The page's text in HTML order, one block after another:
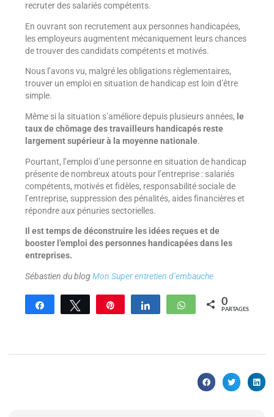
recruter des salariés compétents.
En ouvrant son recrutement aux personnes handicapées,
les employeurs augmentent mécaniquement leurs chances
de trouver des candidats compétents et motivés.
Nous l’avons vu, malgré les obligations règlementaires,
trouver un emploi en situation de handicap est loin d’être
simple.
Même si la situation s’améliore depuis plusieurs années, le
taux de chômage des travailleurs handicapés reste
largement supérieur à la moyenne nationale.
Pourtant, l’emploi d’une personne en situation de handicap
présente de nombreux atouts pour l’entreprise : salariés
compétents, motivés et fidèles, responsabilité sociale de
l’entreprise, suppression des pénalités, aides financières et
répondre aux pénuries sectorielles.
Il est temps de déconstruire les idées reçues et de
booster l’emploi des personnes handicapées dans les
entreprises.
Sébastien du blogMon Super entretien d’embauche
Partagez Tweetez Enregistrer Partagez WhatsApp
0
PARTAGES